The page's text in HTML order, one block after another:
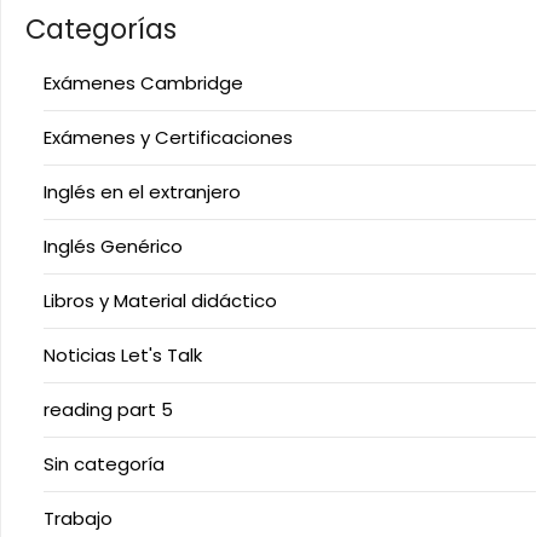
Categorías
Exámenes Cambridge
Exámenes y Certificaciones
Inglés en el extranjero
Inglés Genérico
Libros y Material didáctico
Noticias Let's Talk
reading part 5
Sin categoría
Trabajo